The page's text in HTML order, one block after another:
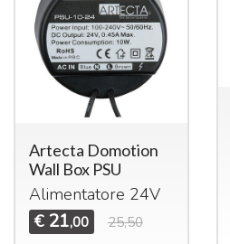
Artecta Domotion
Wall Box PSU
Alimentatore 24V
€ 21,00 25,50